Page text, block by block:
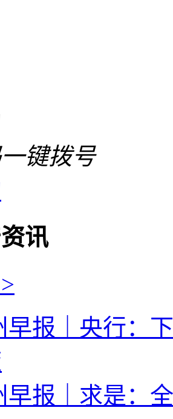
键拨号
讯
早报｜央行：
早报｜求是：